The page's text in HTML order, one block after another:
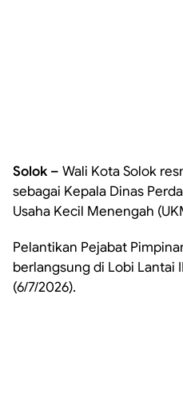
Solok – Wali Kota Solok
sebagai Kepala Dinas
Usaha Kecil Menengah
Pelantikan Pejabat
berlangsung di Lobi Lantai
(6/7/2026).